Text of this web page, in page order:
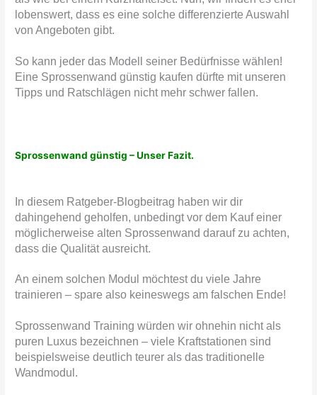
lobenswert, dass es eine solche differenzierte Auswahl
von Angeboten gibt.
So kann jeder das Modell seiner Bedürfnisse wählen!
Eine Sprossenwand günstig kaufen dürfte mit unseren
Tipps und Ratschlägen nicht mehr schwer fallen.
Sprossenwand günstig – Unser Fazit.
In diesem Ratgeber-Blogbeitrag haben wir dir
dahingehend geholfen, unbedingt vor dem Kauf einer
möglicherweise alten Sprossenwand darauf zu achten,
dass die Qualität ausreicht.
An einem solchen Modul möchtest du viele Jahre
trainieren – spare also keineswegs am falschen Ende!
Sprossenwand Training würden wir ohnehin nicht als
puren Luxus bezeichnen – viele Kraftstationen sind
beispielsweise deutlich teurer als das traditionelle
Wandmodul.